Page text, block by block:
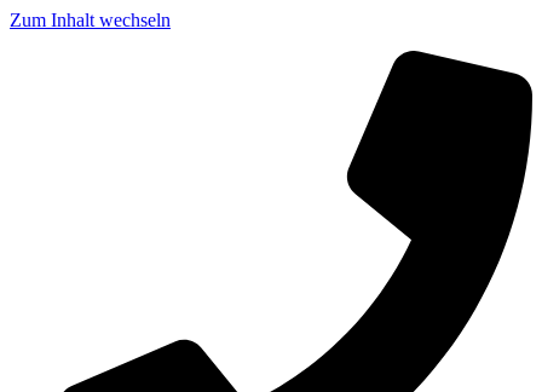
Zum Inhalt wechseln